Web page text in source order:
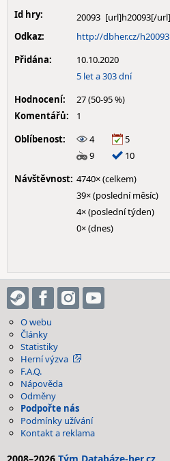
Id hry:
20093
Odkaz:
http://dbher.cz/h20093
Přidána:
10.10.2020
5 let a 303 dní
Hodnocení:
27 (50-95 %)
Komentářů:
1
Oblíbenost:
4
5
9
10
Návštěvnost: 4740× (celkem)
39× (poslední měsíc)
4× (poslední týden)
0× (dnes)
O webu
Články
Statistiky
Herní výzva
F.A.Q.
Nápověda
Odměny
Podpořte nás
Podmínky užívání
Kontakt a reklama